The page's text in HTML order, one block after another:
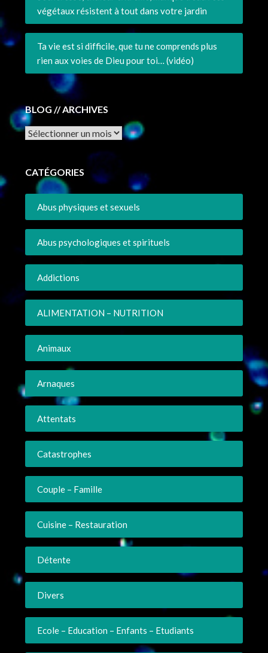
végétaux résistent à tout dans votre jardin
Ta vie est si difficile, que tu ne comprends plus
rien aux voies de Dieu pour toi… (vidéo)
BLOG // ARCHIVES
Archives
CATÉGORIES
Abus physiques et sexuels
Abus psychologiques et spirituels
Addictions
ALIMENTATION – NUTRITION
Animaux
Arnaques
Attentats
Catastrophes
Couple – Famille
Cuisine – Restauration
Détente
Divers
Ecole – Education – Enfants – Etudiants